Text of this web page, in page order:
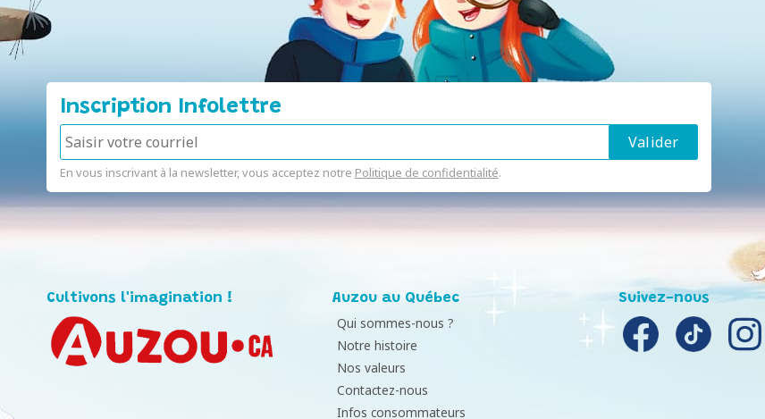
Inscription Infolettre
En vous inscrivant à la newsletter, vous acceptez notre Politique de confidentialité.
Cultivons l'imagination ! Auzou au Québec
Qui sommes-nous ?
Notre histoire
Nos valeurs
Contactez-nous
Infos consommateurs
Suivez-nous